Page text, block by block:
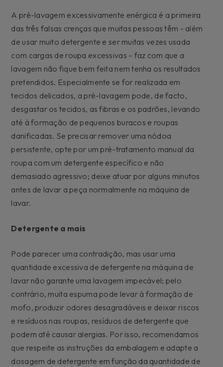
A pré-lavagem excessivamente enérgica é a primeira
das três falsas crenças que muitas pessoas têm - além
de usar muito detergente e ser muitas vezes usada
com cargas de roupa excessivas – faz com que a
lavagem não fique bem feita nem tenha os resultados
pretendidos. Especialmente se for realizada em
tecidos delicados, a pré-lavagem pode, de facto,
desgastar os tecidos, as fibras e os padrões, levando
até à formação de pequenos buracos e roupas
danificadas. Se precisar remover uma nódoa
persistente, opte por um pré-tratamento manual da
roupa com um detergente específico e não
demasiado agressivo; deixe atuar por alguns minutos
antes de lavar a peça normalmente na máquina de
lavar.
Detergente a mais
Pode parecer uma contradição, mas usar uma
quantidade excessiva de detergente na máquina de
lavar não garante uma lavagem impecável; pelo
contrário, muita espuma pode levar à formação de
mofo, produzir odores desagradáveis e deixar riscos
e resíduos nas roupas, resíduos de detergente que
podem até causar alergias. Por isso, recomendamos
que respeite as instruções da embalagem e adapte a
dosagem de detergente em função da quantidade de